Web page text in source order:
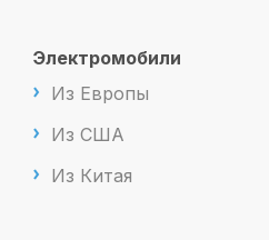
Электромобили
Из Европы
Из США
Из Китая